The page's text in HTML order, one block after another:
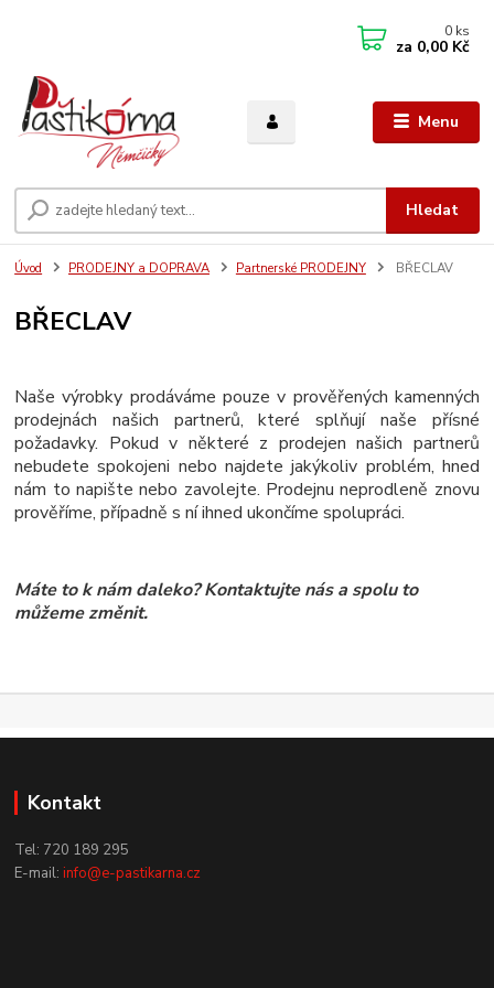
Menu
Hledat
0 ks
za 0,00 Kč
Úvod PRODEJNY a DOPRAVA Partnerské PRODEJNY BŘECLAV
BŘECLAV
Naše výrobky prodáváme pouze v prověřených kamenných
prodejnách našich partnerů, které splňují naše přísné
požadavky. Pokud v některé z prodejen našich partnerů
nebudete spokojeni nebo najdete jakýkoliv problém, hned
nám to napište nebo zavolejte. Prodejnu neprodleně znovu
prověříme, případně s ní ihned ukončíme spolupráci.
Máte to k nám daleko? Kontaktujte nás a spolu to
můžeme změnit.
Kontakt
Tel: 720 189 295
E-mail:info@e-pastikarna.cz